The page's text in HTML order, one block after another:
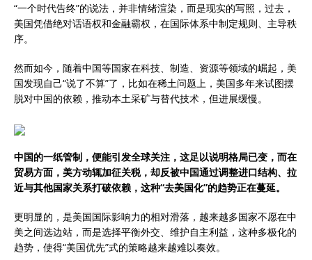
“一个时代告终”的说法，并非情绪渲染，而是现实的写照，过去，
美国凭借绝对话语权和金融霸权，在国际体系中制定规则、主导秩
序。
然而如今，随着中国等国家在科技、制造、资源等领域的崛起，美
国发现自己“说了不算”了，比如在稀土问题上，美国多年来试图摆
脱对中国的依赖，推动本土采矿与替代技术，但进展缓慢。
中国的一纸管制，便能引发全球关注，这足以说明格局已变，而在
贸易方面，美方动辄加征关税，却反被中国通过调整进口结构、拉
近与其他国家关系打破依赖，这种“去美国化”的趋势正在蔓延。
更明显的，是美国国际影响力的相对滑落，越来越多国家不愿在中
美之间选边站，而是选择平衡外交、维护自主利益，这种多极化的
趋势，使得“美国优先”式的策略越来越难以奏效。